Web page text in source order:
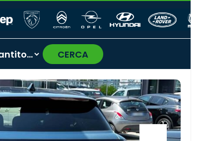
CERCA
›